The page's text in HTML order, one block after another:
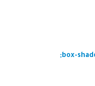
box-